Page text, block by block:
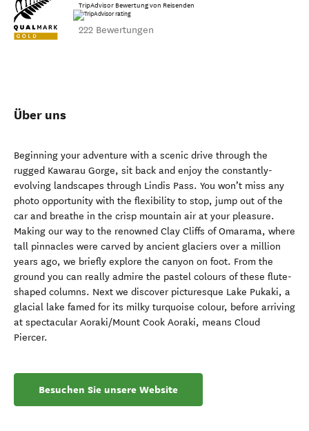
TripAdvisor Bewertung von Reisenden
222 Bewertungen
Über uns
Beginning your adventure with a scenic drive through the
rugged Kawarau Gorge, sit back and enjoy the constantly-
evolving landscapes through Lindis Pass. You won’t miss any
photo opportunity with the flexibility to stop, jump out of the
car and breathe in the crisp mountain air at your pleasure.
Making our way to the renowned Clay Cliffs of Omarama, where
tall pinnacles were carved by ancient glaciers over a million
years ago, we briefly explore the canyon on foot. From the
ground you can really admire the pastel colours of these flute-
shaped columns. Next we discover picturesque Lake Pukaki, a
glacial lake famed for its milky turquoise colour, before arriving
at spectacular Aoraki/Mount Cook Aoraki, means Cloud
Piercer.
Besuchen Sie unsere Website